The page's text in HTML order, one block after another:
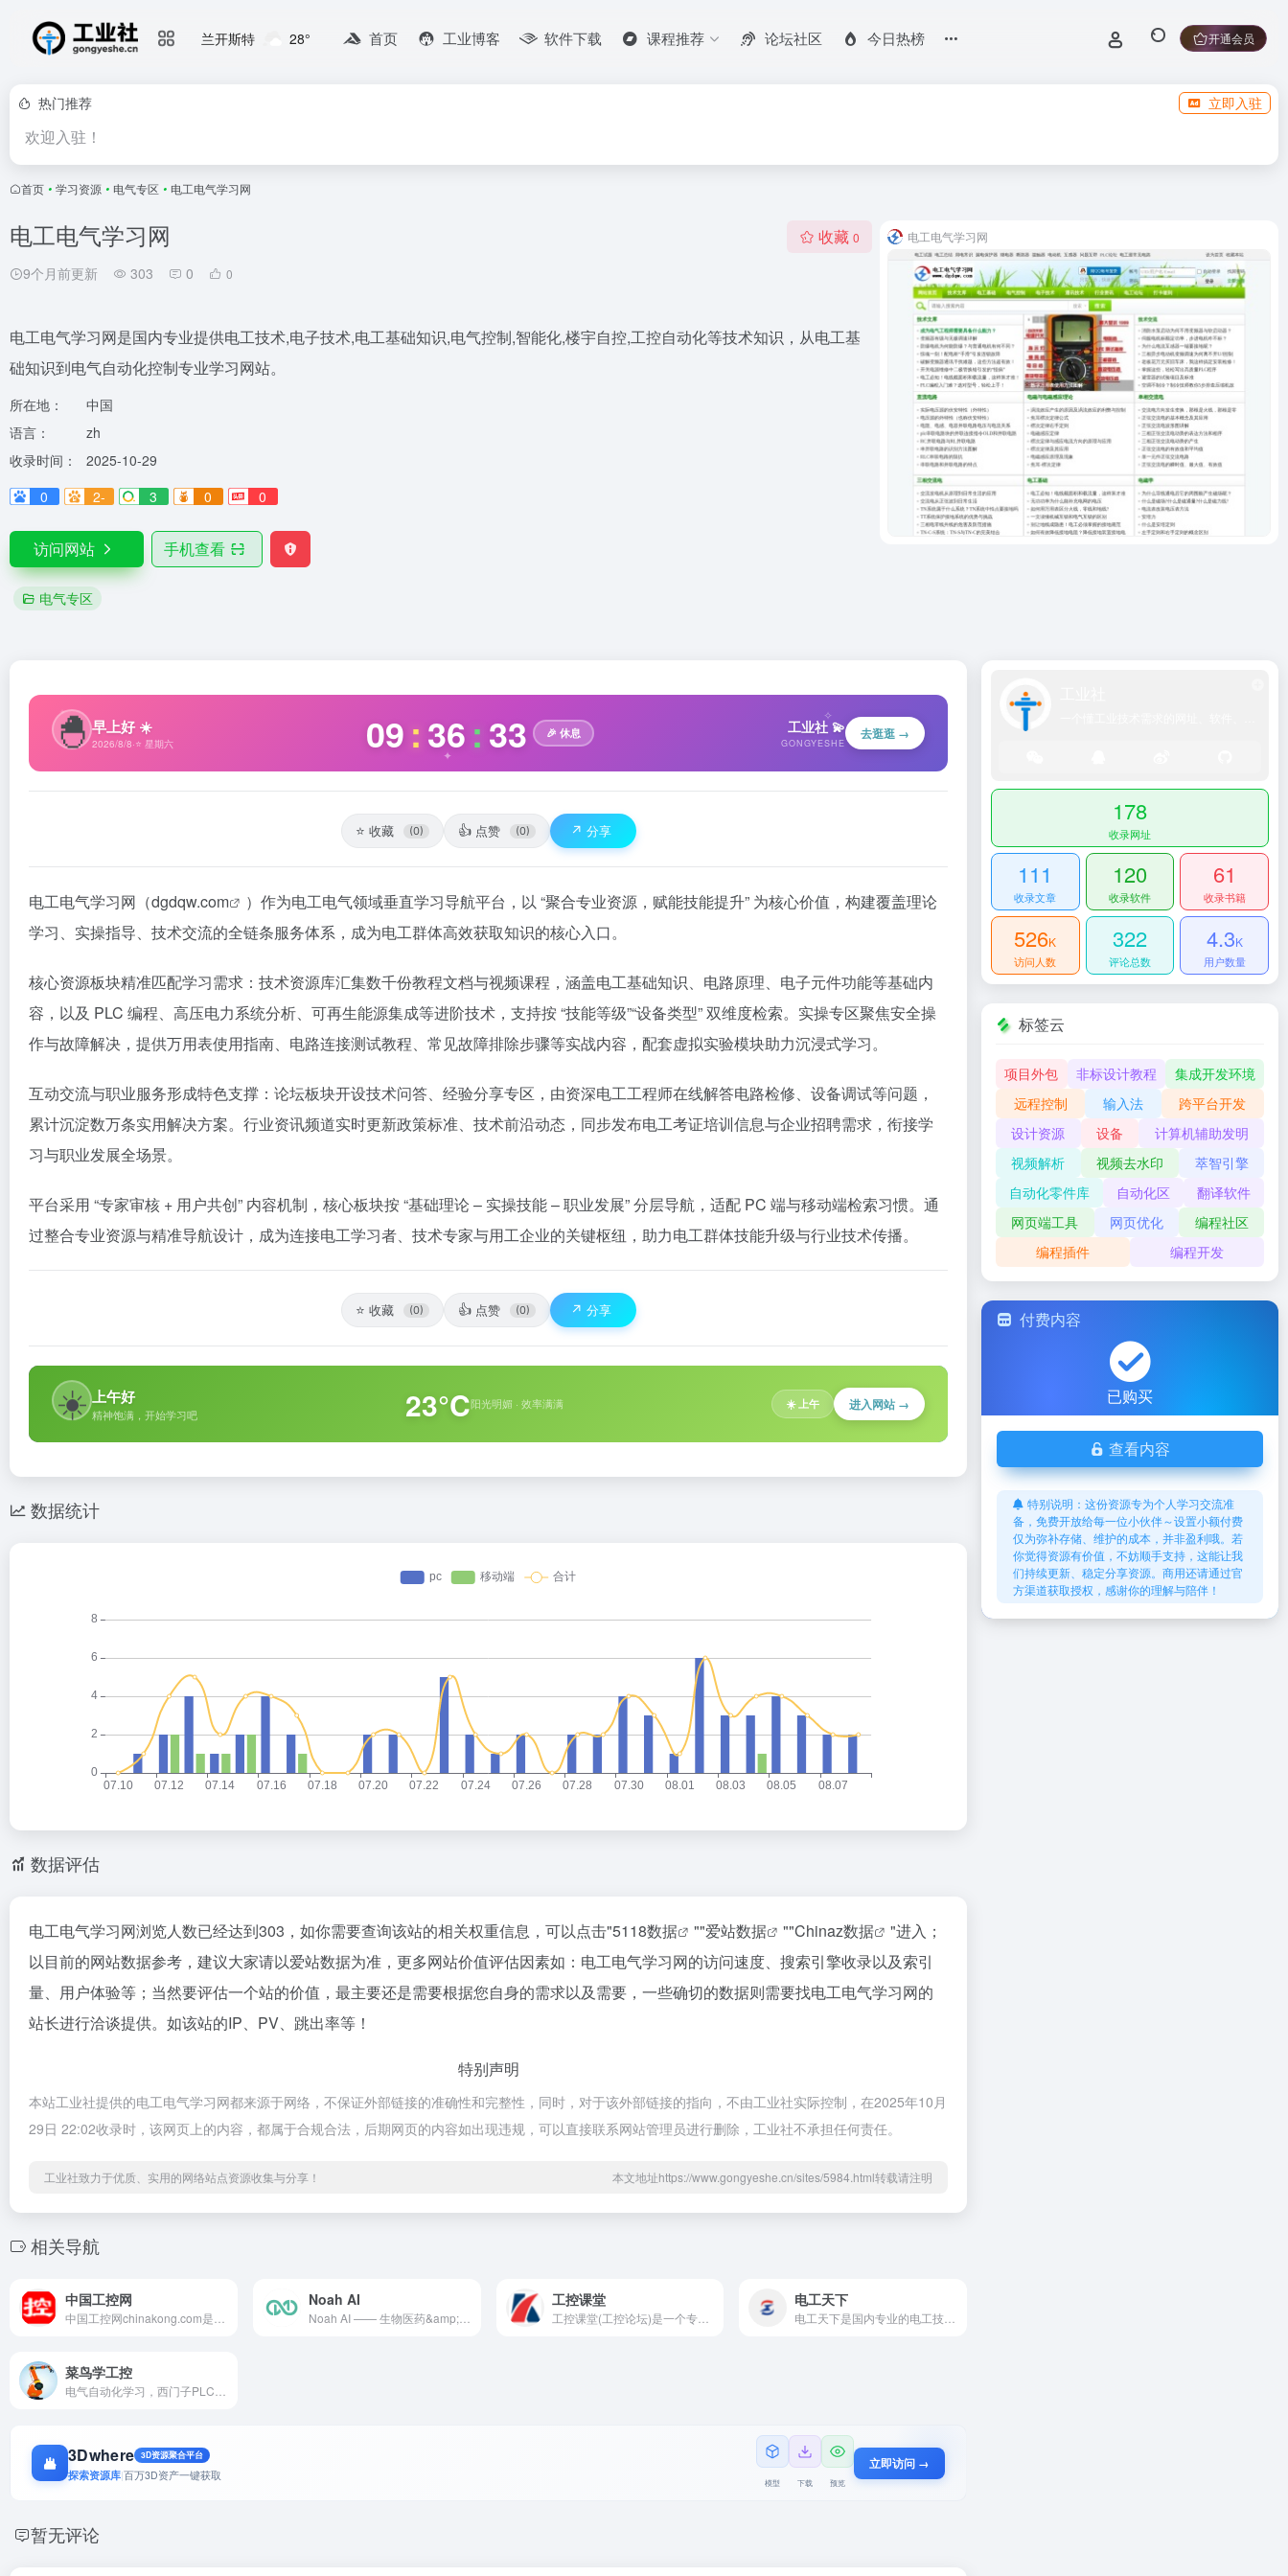
兰开斯特 28° 首页 工业博客 软件下载 课程推荐 论坛社区 今日热榜 开通会员
热门推荐 立即入驻
欢迎入驻！
首页 • 学习资源 • 电气专区 • 电工电气学习网
电工电气学习网
9个月前更新 303 0 0
收藏 0
电工电气学习网是国内专业提供电工技术,电子技术,电工基础知识,电气控制,智能化,楼宇自控,工控自动化等技术知识，从电工基
础知识到电气自动化控制专业学习网站。
所在地：
中国
语言：
zh
收录时间：
2025-10-29
0
2- 3 0 0
访问网站 手机查看
电气专区
电工电气学习网
🐣早上好 ☀️
2026/8/8·⭐ 星期六 09:36:34 🎉 休息 工业社 💫
GONGYESHE
去逛逛 →
✦ ✧
✦
⭐ 收藏 (0) 👍 点赞 (0) ↗️ 分享
电工电气学习网（dgdqw.com
）作为电工电气领域垂直学习导航平台，以 “聚合专业资源，赋能技能提升” 为核心价值，构建覆盖理论
学习、实操指导、技术交流的全链条服务体系，成为电工群体高效获取知识的核心入口。​
核心资源板块精准匹配学习需求：技术资源库汇集数千份教程文档与视频课程，涵盖电工基础知识、电路原理、电子元件功能等基础内
容，以及 PLC 编程、高压电力系统分析、可再生能源集成等进阶技术，支持按 “技能等级”“设备类型” 双维度检索。实操专区聚焦安全操
作与故障解决，提供万用表使用指南、电路连接测试教程、常见故障排除步骤等实战内容，配套虚拟实验模块助力沉浸式学习。​
互动交流与职业服务形成特色支撑：论坛板块开设技术问答、经验分享专区，由资深电工工程师在线解答电路检修、设备调试等问题，
累计沉淀数万条实用解决方案。行业资讯频道实时更新政策标准、技术前沿动态，同步发布电工考证培训信息与企业招聘需求，衔接学
习与职业发展全场景。​
平台采用 “专家审核 + 用户共创” 内容机制，核心板块按 “基础理论 – 实操技能 – 职业发展” 分层导航，适配 PC 端与移动端检索习惯。通
过整合专业资源与精准导航设计，成为连接电工学习者、技术专家与用工企业的关键枢纽，助力电工群体技能升级与行业技术传播。
⭐ 收藏 (0) 👍 点赞 (0) ↗️ 分享
☀️ 上午好
精神饱满，开始学习吧 23°C阳光明媚 · 效率满满 ☀️ 上午 进入网站 →
数据统计
数据评估
电工电气学习网浏览人数已经达到303，如你需要查询该站的相关权重信息，可以点击"5118数据 ""爱站数据 ""Chinaz数据
"进入；
以目前的网站数据参考，建议大家请以爱站数据为准，更多网站价值评估因素如：电工电气学习网的访问速度、搜索引擎收录以及索引
量、用户体验等；当然要评估一个站的价值，最主要还是需要根据您自身的需求以及需要，一些确切的数据则需要找电工电气学习网的
站长进行洽谈提供。如该站的IP、PV、跳出率等！
特别声明
本站工业社提供的电工电气学习网都来源于网络，不保证外部链接的准确性和完整性，同时，对于该外部链接的指向，不由工业社实际控制，在2025年10月
29日 22:02收录时，该网页上的内容，都属于合规合法，后期网页的内容如出现违规，可以直接联系网站管理员进行删除，工业社不承担任何责任。
工业社致力于优质、实用的网络站点资源收集与分享！ 本文地址https://www.gongyeshe.cn/sites/5984.html转载请注明
相关导航
中国工控网 Noah AI
Noah AI —— 生物医药&amp;科研领域的Agent，精准可溯源
工控课堂
工控课堂(工控论坛)是一个专注工控自动化技术交流和资源分享的网站。涉及：电气设计、PLC学习、变频器学习、液压控制、机器人技术、工控编程、电工配电、传感器仪表、自动化控制、电工电气学习、弱电工程、工控自动化系统集成等领域的专业技术交流学习分享。
电工天下
菜鸟学工控
3Dwhere 3D资源聚合平台
探索资源库|百万3D资产一键获取 模型 下载 预览
立即访问 →
暂无评论
178
收录网址
111
收录文章
120
收录软件
61
收录书籍
526K
访问人数
322
评论总数
4.3K
用户数量
标签云
项目外包 非标设计教程
集成开发环境
远程控制
输入法
跨平台开发
设计资源
设备
计算机辅助发明
视频解析
视频去水印
萃智引擎
自动化零件库
自动化区
翻译软件
网页端工具
网页优化
编程社区
编程插件
编程开发
付费内容
已购买
查看内容
特别说明：这份资源专为个人学习交流准
备，免费开放给每一位小伙伴～设置小额付费
仅为弥补存储、维护的成本，并非盈利哦。若
你觉得资源有价值，不妨顺手支持，这能让我
们持续更新、稳定分享资源。商用还请通过官
方渠道获取授权，感谢你的理解与陪伴！